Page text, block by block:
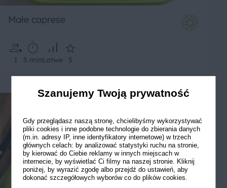
Małe caprese
1 5 minŁatwe 5
Szanujemy Twoją prywatność
Gdy przeglądasz naszą stronę, chcielibyśmy wykorzystywać
pliki cookies i inne podobne technologie do zbierania danych
(m.in. adresy IP, inne identyfikatory internetowe) w trzech
głównych celach: by analizować statystyki ruchu na stronie,
by kierować do Ciebie reklamy w innych miejscach w
internecie, by wyświetlać Ci filmy na naszej stronie. Kliknij
poniżej, by wyrazić zgodę albo przejdź do ustawień, aby
dokonać szczegółowych wyborów co do plików cookies.